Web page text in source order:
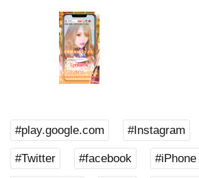
#play.google.com #Instagram
#Twitter #facebook #iPhone